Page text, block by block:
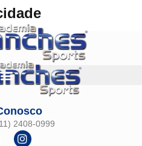
2408-0999